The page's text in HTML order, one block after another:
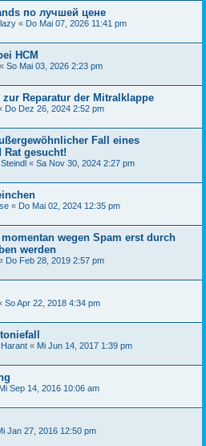
по лучшей цене
« Do Mai 07, 2026 11:41 pm
HCM
« So Mai 03, 2026 2:23 pm
Reparatur der Mitralklappe
Do Dez 26, 2024 2:52 pm
Fall eines
gesucht!
« Sa Nov 30, 2024 2:27 pm
« Do Mai 02, 2024 12:35 pm
wegen Spam erst durch
werden
Do Feb 28, 2019 2:57 pm
So Apr 22, 2018 4:34 pm
« Mi Jun 14, 2017 1:39 pm
Mi Sep 14, 2016 10:06 am
Jan 27, 2016 12:50 pm